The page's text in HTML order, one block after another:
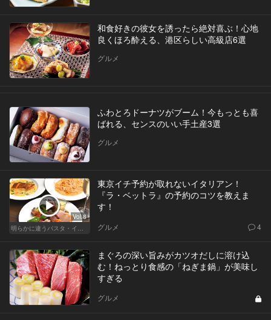
和食好きの彼女を誘ったら絶対喜ぶ！心地
良くほろ酔える、港区らしい高級店6選
グルメ
ふわとろドーナツがブーム！今もっとも喜
ばれる、センスのいい手土産3選
グルメ
Vol.8
明らかに違うパスタ・イタリアン
東京イチ予約が取れないイタリアン！
『ラ・ベットラ』の予約のコツを教えま
す！
グルメ 4
まぐろの深い旨みがカツオだしに溶け込
む！ねっとり食感の「ねぎま鍋」が美味し
すぎる
グルメ